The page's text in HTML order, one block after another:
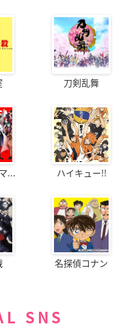
刀剣乱舞
... ハイキュー!!
名探偵コナン
SNS